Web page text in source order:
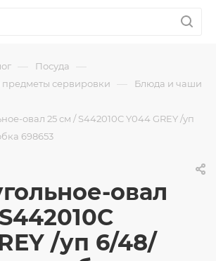
— Посуда —
предметы сервировки — Блюда и чаши
овал 25 см / S442010C Y044 GREY /уп
698653
овал
/уп 6/48/